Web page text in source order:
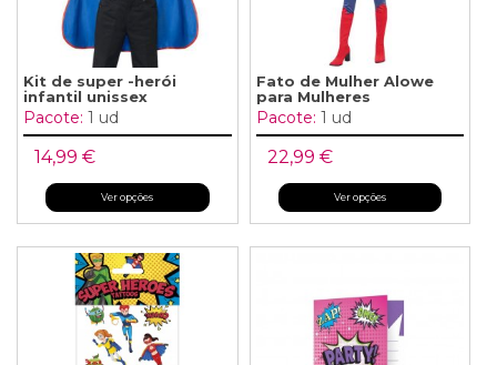
Kit de super -herói
infantil unissex
Pacote: 1 ud
14,99 €
Ver opções
Fato de Mulher Alowe
para Mulheres
Pacote: 1 ud
22,99 €
Ver opções